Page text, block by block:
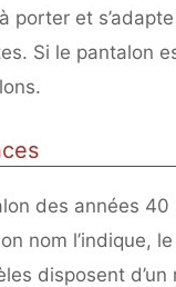
porter et
Si le pantalon
des années
nom l’indique,
disposent